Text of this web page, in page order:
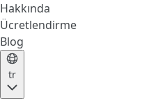
Hakkında
Ücretlendirme
Blog
tr